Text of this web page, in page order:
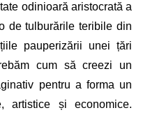
odinioară aristocrată a
de tulburările teribile din
pauperizării unei țări
cum să creezi un
pentru a forma un
artistice și economice.